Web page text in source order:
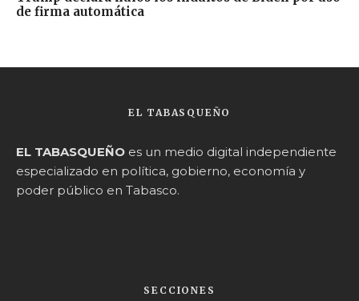
de firma automática
EL TABASQUEÑO
EL TABASQUEÑO es un medio digital independiente
especializado en política, gobierno, economía y
poder público en Tabasco.
SECCIONES